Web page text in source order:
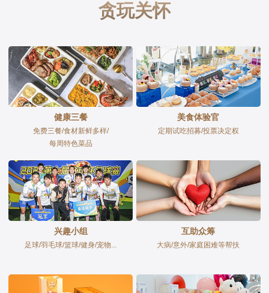
贪玩关怀
健康三餐
免费三餐/食材新鲜多样/
每周特色菜品
美食体验官
定期试吃招募/投票决定权
兴趣小组
足球/羽毛球/篮球/健身/宠物...
互助众筹
大病/意外/家庭困难等帮扶